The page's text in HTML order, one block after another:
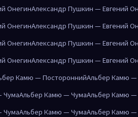
ОнегинАлександр Пушкин — Евгений
ОнегинАлександр Пушкин — Евгений
ОнегинАлександр Пушкин — Евгений
ОнегинАлександр Пушкин — Евгений
Камю — ПостороннийАльбер Камю —
ЧумаАльбер Камю — ЧумаАльбер Камю —
ЧумаАльбер Камю — ЧумаАльбер Камю —